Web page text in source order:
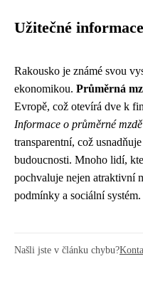
Užitečné
Rakousko je známé svou
ekonomikou. Průměrná
Evropě, což otevírá dve k
Informace o průměrné
transparentní, což
budoucnosti. Mnoho lidí,
pochvaluje nejen atraktivní
podmínky a sociální systém.
Našli jste v článku chybu?